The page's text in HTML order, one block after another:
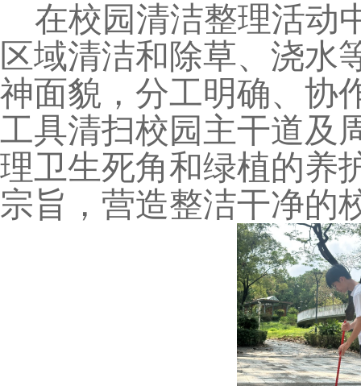
在校园清洁整理活动
区域清洁和除草、浇水
神面貌，分工明确、协
工具清扫校园主干道及
理卫生死角和绿植的养
宗旨，营造整洁干净的